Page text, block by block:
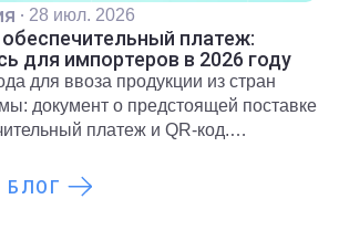
· 28 июл. 2026
платеж:
для импортеров в 2026 году
для ввоза продукции из стран
документ о предстоящей поставке
платеж и QR-код.
БЛОГ